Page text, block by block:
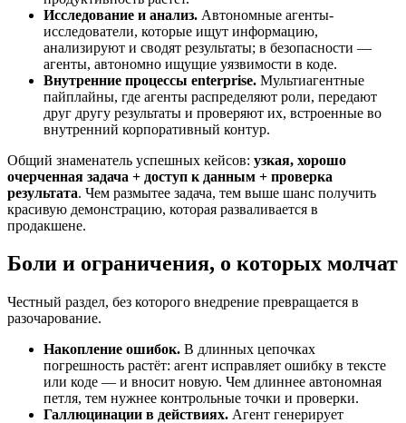
Исследование и анализ. Автономные агенты-
исследователи, которые ищут информацию,
анализируют и сводят результаты; в безопасности —
агенты, автономно ищущие уязвимости в коде.
Внутренние процессы enterprise. Мультиагентные
пайплайны, где агенты распределяют роли, передают
друг другу результаты и проверяют их, встроенные во
внутренний корпоративный контур.
Общий знаменатель успешных кейсов: узкая, хорошо
очерченная задача + доступ к данным + проверка
результата. Чем размытее задача, тем выше шанс получить
красивую демонстрацию, которая разваливается в
продакшене.
Боли и ограничения, о которых молчат
Честный раздел, без которого внедрение превращается в
разочарование.
Накопление ошибок. В длинных цепочках
погрешность растёт: агент исправляет ошибку в тексте
или коде — и вносит новую. Чем длиннее автономная
петля, тем нужнее контрольные точки и проверки.
Галлюцинации в действиях. Агент генерирует